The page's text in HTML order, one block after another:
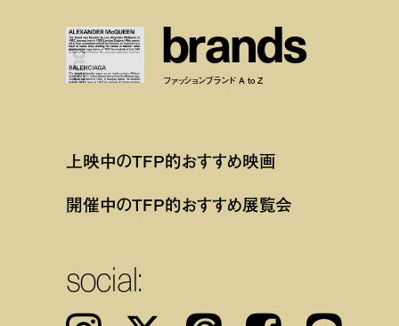
brands
ファッションブランド A to Z
上映中のTFP的おすすめ映画
開催中のTFP的おすすめ展覧会
social: